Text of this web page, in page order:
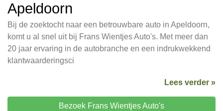
Apeldoorn
Bij de zoektocht naar een betrouwbare auto in Apeldoorn,
komt u al snel uit bij Frans Wientjes Auto's. Met meer dan
20 jaar ervaring in de autobranche en een indrukwekkend
klantwaarderingsci
Lees verder »
Bezoek Frans Wientjes Auto's